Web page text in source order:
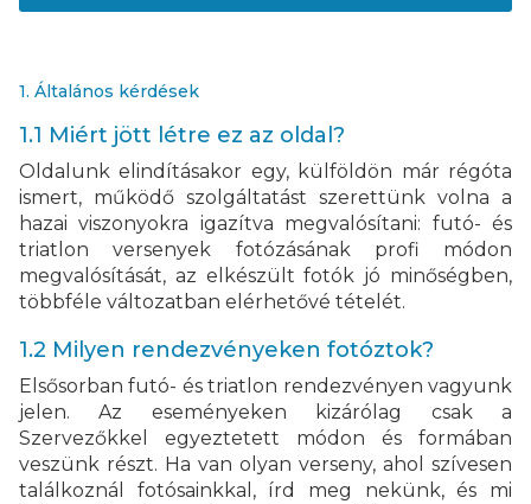
1. Általános kérdések
1.1 Miért jött létre ez az oldal?
Oldalunk elindításakor egy, külföldön már régóta
ismert, működő szolgáltatást szerettünk volna a
hazai viszonyokra igazítva megvalósítani: futó- és
triatlon versenyek fotózásának profi módon
megvalósítását, az elkészült fotók jó minőségben,
többféle változatban elérhetővé tételét.
1.2 Milyen rendezvényeken fotóztok?
Elsősorban futó- és triatlon rendezvényen vagyunk
jelen. Az eseményeken kizárólag csak a
Szervezőkkel egyeztetett módon és formában
veszünk részt. Ha van olyan verseny, ahol szívesen
találkoznál fotósainkkal, írd meg nekünk, és mi